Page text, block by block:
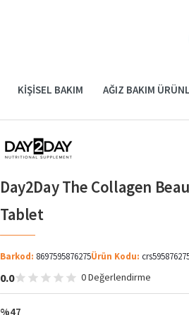
KIŞISEL BAKIM AĞIZ BAKIM
Day2Day The Collagen
Tablet
Barkod: 8697595876275Ürün Kodu: crs595876275
0.0 0 Değerlendirme
%47